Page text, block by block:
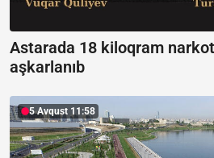
Astarada 18 kiloqram
aşkarlanıb
5 Avqust 11:58